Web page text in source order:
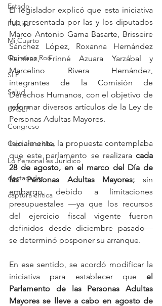
Estado
Política
Mi Cuarto
Quintana Roo
SLP
Salud
UASLP
Congreso
Captura critica
Lo Personal es Jurídico
destacadas
captura critica
El legislador explicó que esta iniciativa
fue presentada por las y los diputados
Marco Antonio Gama Basarte, Brisseire
Sánchez López, Roxanna Hernández
Ramírez, Frinné Azuara Yarzábal y
Marcelino Rivera Hernández,
integrantes de la Comisión de
Derechos Humanos, con el objetivo de
reformar diversos artículos de la Ley de
Personas Adultas Mayores.
Inicialmente, la propuesta contemplaba
que este parlamento se realizara cada
28 de agosto, en el marco del Día de
las Personas Adultas Mayores; sin
embargo, debido a limitaciones
presupuestales —ya que los recursos
del ejercicio fiscal vigente fueron
definidos desde diciembre pasado—
se determinó posponer su arranque.
En ese sentido, se acordó modificar la
iniciativa para establecer que el
Parlamento de las Personas Adultas
Mayores se lleve a cabo en agosto de